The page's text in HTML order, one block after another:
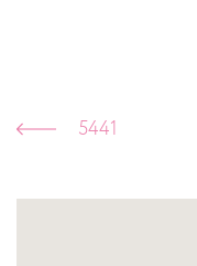
5441